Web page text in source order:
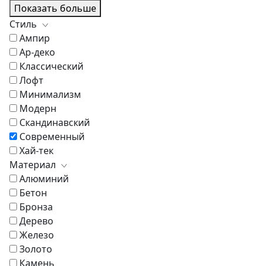
Показать больше
Стиль
Ампир
Ар-деко
Классический
Лофт
Минимализм
Модерн
Скандинавский
Современный
Хай-тек
Материал
Алюминий
Бетон
Бронза
Дерево
Железо
Золото
Камень